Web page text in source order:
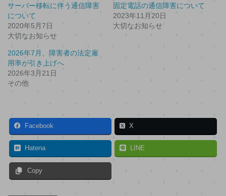
サーバー移転に伴う通信障害
について
2020年5月7日
大切なお知らせ
固定電話の通信障害について
2023年11月20日
大切なお知らせ
2026年7月、障害者の法定雇
用率が引き上げへ
2026年3月21日
その他
Facebook X
Hatena LINE
Copy